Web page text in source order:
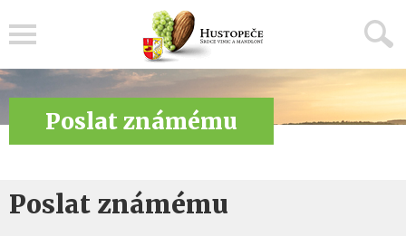
Poslat známému
Poslat známému